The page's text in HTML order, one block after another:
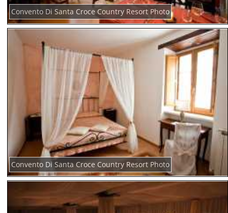
Convento Di Santa Croce Country Resort Photo
Convento Di Santa Croce Country Resort Photo